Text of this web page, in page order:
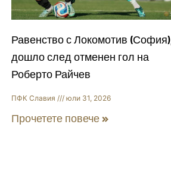
Равенство с Локомотив (София),
дошло след отменен гол на
Роберто Райчев
ПФК Славия юли 31, 2026
Прочетете повече »